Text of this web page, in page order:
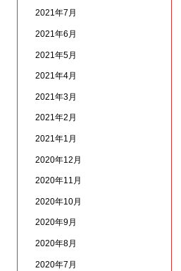
2021年7月
2021年6月
2021年5月
2021年4月
2021年3月
2021年2月
2021年1月
2020年12月
2020年11月
2020年10月
2020年9月
2020年8月
2020年7月